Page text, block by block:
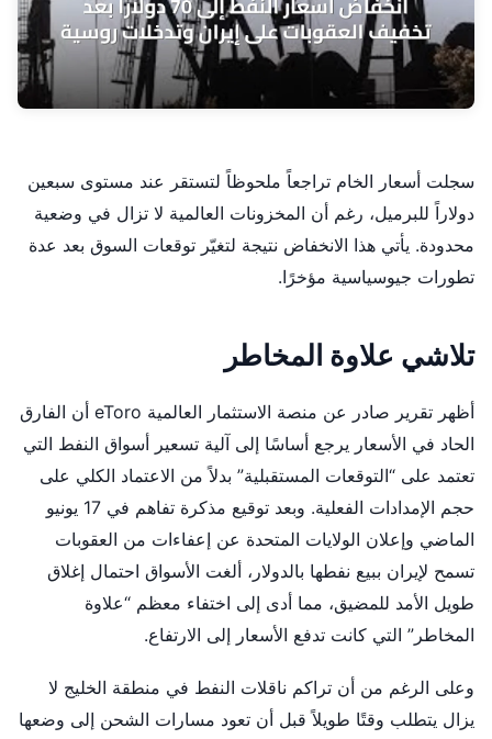
سجلت أسعار الخام تراجعاً ملحوظاً لتستقر عند مستوى سبعين
دولاراً للبرميل، رغم أن المخزونات العالمية لا تزال في وضعية
محدودة. يأتي هذا الانخفاض نتيجة لتغيّر توقعات السوق بعد عدة
تطورات جيوسياسية مؤخرًا.
تلاشي علاوة المخاطر
أظهر تقرير صادر عن منصة الاستثمار العالمية eToro أن الفارق
الحاد في الأسعار يرجع أساسًا إلى آلية تسعير أسواق النفط التي
تعتمد على “التوقعات المستقبلية” بدلاً من الاعتماد الكلي على
حجم الإمدادات الفعلية. وبعد توقيع مذكرة تفاهم في 17 يونيو
الماضي وإعلان الولايات المتحدة عن إعفاءات من العقوبات
تسمح لإيران ببيع نفطها بالدولار، ألغت الأسواق احتمال إغلاق
طويل الأمد للمضيق، مما أدى إلى اختفاء معظم “علاوة
المخاطر” التي كانت تدفع الأسعار إلى الارتفاع.
وعلى الرغم من أن تراكم ناقلات النفط في منطقة الخليج لا
يزال يتطلب وقتًا طويلاً قبل أن تعود مسارات الشحن إلى وضعها